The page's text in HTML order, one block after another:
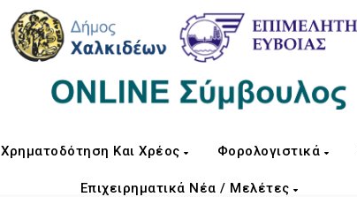
Χρηματοδότηση Και Χρέος Φορολογιστικά
Επιχειρηματικά Νέα / Μελέτες